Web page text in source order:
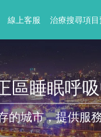
線上客服 治療搜尋項目
區睡眠呼
的城市，提供服